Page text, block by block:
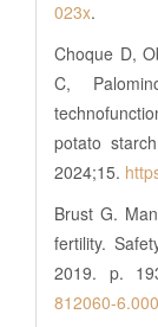
023x.
Choque D,
C,
potato
2024;15.
Brust G.
fertility.
2019. p.
812060-